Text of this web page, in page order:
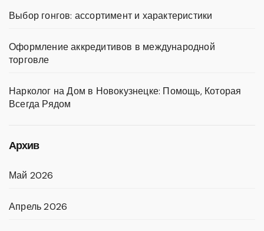
Выбор гонгов: ассортимент и характеристики
Оформление аккредитивов в международной
торговле
Нарколог на Дом в Новокузнецке: Помощь, Которая
Всегда Рядом
Архив
Май 2026
Апрель 2026